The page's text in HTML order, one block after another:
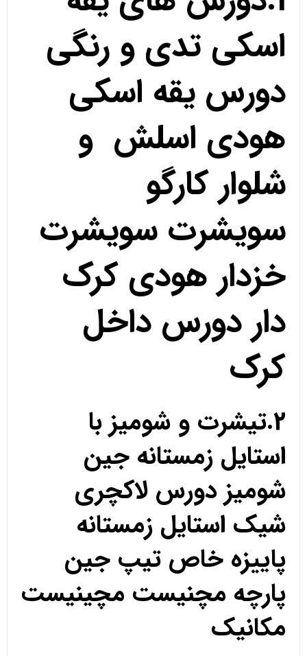
اسکی تدی و رنگی
دورس یقه اسکی
هودی اسلش و
شلوار کارگو
سویشرت سویشرت
خزدار هودی کرک
دار دورس داخل
کرک
2.تیشرت و شومیز با
استایل زمستانه جین
شومیز دورس لاکچری
شیک استایل زمستانه
پاییزه خاص تیپ جین
پارچه مچنیست مچینیست
مکانیک